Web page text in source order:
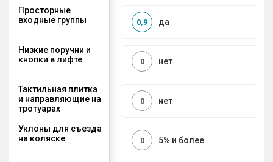
Просторные
входные группы
да
0,9
Низкие поручни и
кнопки в лифте
нет
0
Тактильная плитка
и направляющие на
тротуарах
нет
0
Уклоны для съезда
на коляске
5% и более
0